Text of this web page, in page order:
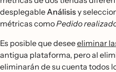
desplegableAnálisisy
métricas comoPedido
Es posible que deseeeliminar
antigua plataforma, pero al
eliminarán de su cuenta todos